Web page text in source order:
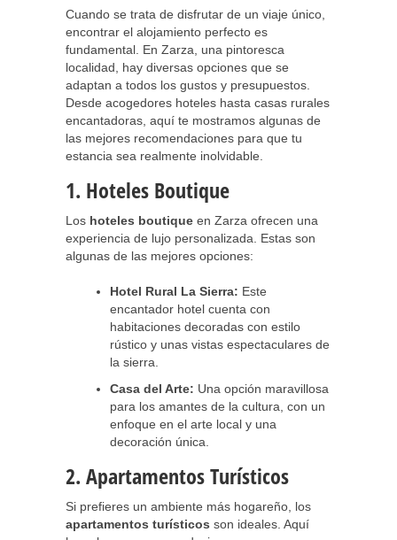
Cuando se trata de disfrutar de un viaje único,
encontrar el alojamiento perfecto es
fundamental. En Zarza, una pintoresca
localidad, hay diversas opciones que se
adaptan a todos los gustos y presupuestos.
Desde acogedores hoteles hasta casas rurales
encantadoras, aquí te mostramos algunas de
las mejores recomendaciones para que tu
estancia sea realmente inolvidable.
1. Hoteles Boutique
Los hoteles boutique en Zarza ofrecen una
experiencia de lujo personalizada. Estas son
algunas de las mejores opciones:
Hotel Rural La Sierra: Este
encantador hotel cuenta con
habitaciones decoradas con estilo
rústico y unas vistas espectaculares de
la sierra.
Casa del Arte: Una opción maravillosa
para los amantes de la cultura, con un
enfoque en el arte local y una
decoración única.
2. Apartamentos Turísticos
Si prefieres un ambiente más hogareño, los
apartamentos turísticos son ideales. Aquí